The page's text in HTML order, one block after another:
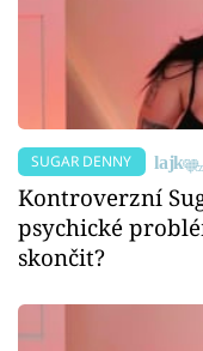
SUGAR DENNY
Kontroverzní
psychické
skončit?